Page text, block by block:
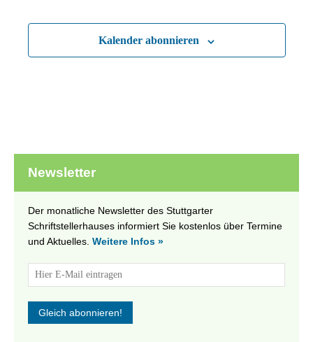
Kalender abonnieren
Newsletter
Der monatliche Newsletter des Stuttgarter
Schriftstellerhauses informiert Sie kostenlos über Termine
und Aktuelles. Weitere Infos »